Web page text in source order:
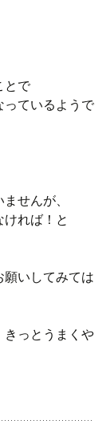
とで
っているようで
せんが、
ければ！と
いしてみては
きっとうまくや